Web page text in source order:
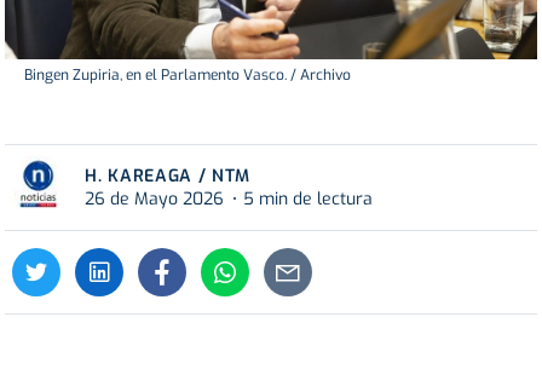
Bingen Zupiria, en el Parlamento Vasco. / Archivo
H. KAREAGA / NTM
26 de Mayo 2026
5 min de lectura